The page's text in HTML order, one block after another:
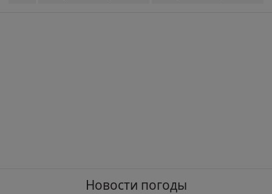
Новости погоды